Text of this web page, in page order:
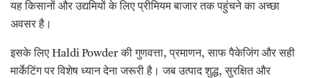
यह किसानों और उद्यमियों के लिए प्रीमियम बाजार तक पहुंचने का अच्छा
अवसर है।
इसके लिए Haldi Powder की गुणवत्ता, प्रमाणन, साफ पैकेजिंग और सही
मार्केटिंग पर विशेष ध्यान देना जरूरी है। जब उत्पाद शुद्ध, सुरक्षित और